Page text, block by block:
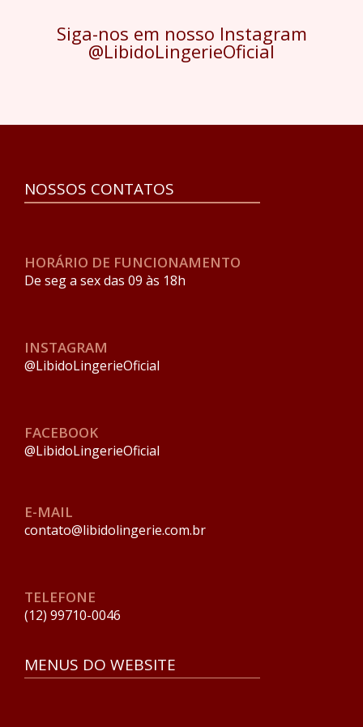
Siga-nos em nosso Instagram
@LibidoLingerieOficial
NOSSOS CONTATOS
HORÁRIO DE FUNCIONAMENTO
De seg a sex das 09 às 18h
INSTAGRAM
@LibidoLingerieOficial
FACEBOOK
@LibidoLingerieOficial
E-MAIL
contato@libidolingerie.com.br
TELEFONE
(12) 99710-0046
MENUS DO WEBSITE